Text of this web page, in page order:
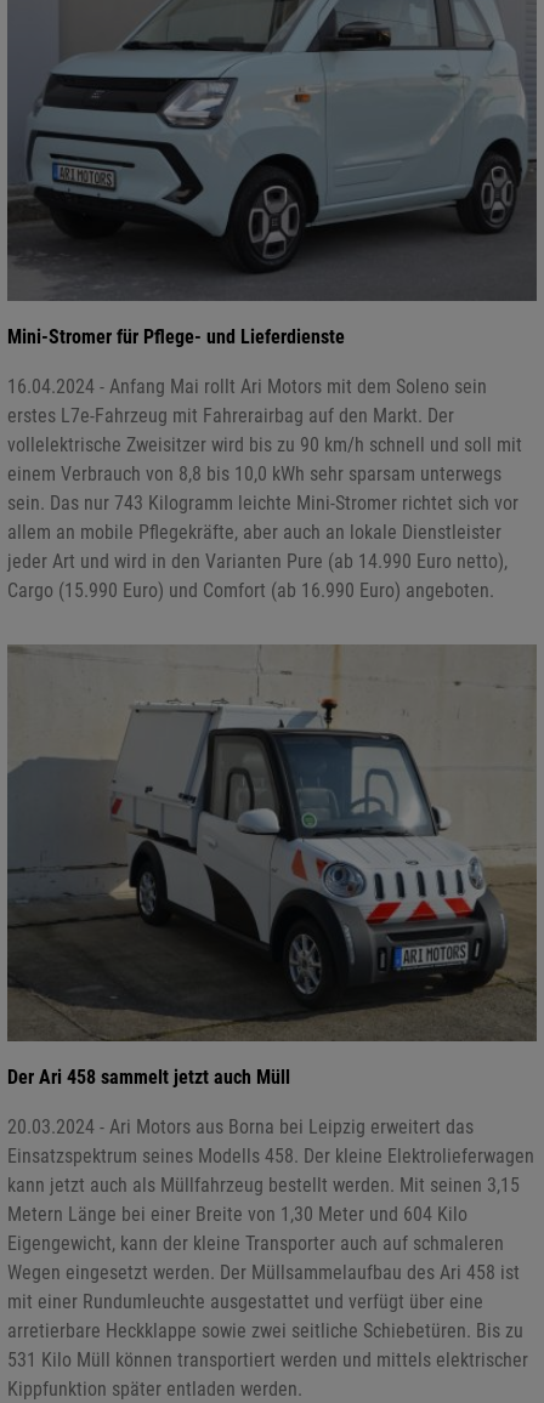
Mini-Stromer für Pflege- und Lieferdienste
16.04.2024 - Anfang Mai rollt Ari Motors mit dem Soleno sein
erstes L7e-Fahrzeug mit Fahrerairbag auf den Markt. Der
vollelektrische Zweisitzer wird bis zu 90 km/h schnell und soll mit
einem Verbrauch von 8,8 bis 10,0 kWh sehr sparsam unterwegs
sein. Das nur 743 Kilogramm leichte Mini-Stromer richtet sich vor
allem an mobile Pflegekräfte, aber auch an lokale Dienstleister
jeder Art und wird in den Varianten Pure (ab 14.990 Euro netto),
Cargo (15.990 Euro) und Comfort (ab 16.990 Euro) angeboten.
Der Ari 458 sammelt jetzt auch Müll
20.03.2024 - Ari Motors aus Borna bei Leipzig erweitert das
Einsatzspektrum seines Modells 458. Der kleine Elektrolieferwagen
kann jetzt auch als Müllfahrzeug bestellt werden. Mit seinen 3,15
Metern Länge bei einer Breite von 1,30 Meter und 604 Kilo
Eigengewicht, kann der kleine Transporter auch auf schmaleren
Wegen eingesetzt werden. Der Müllsammelaufbau des Ari 458 ist
mit einer Rundumleuchte ausgestattet und verfügt über eine
arretierbare Heckklappe sowie zwei seitliche Schiebetüren. Bis zu
531 Kilo Müll können transportiert werden und mittels elektrischer
Kippfunktion später entladen werden.